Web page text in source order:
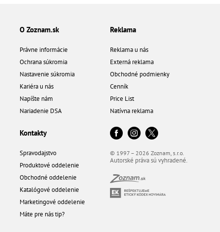
O Zoznam.sk
Právne informácie
Ochrana súkromia
Nastavenie súkromia
Kariéra u nás
Napíšte nám
Nariadenie DSA
Reklama
Reklama u nás
Externá reklama
Obchodné podmienky
Cenník
Price List
Natívna reklama
Kontakty
Spravodajstvo
Produktové oddelenie
Obchodné oddelenie
Katalógové oddelenie
Marketingové oddelenie
Máte pre nás tip?
© 1997 – 2026 Zoznam, s.r.o.
Autorské práva sú vyhradené.